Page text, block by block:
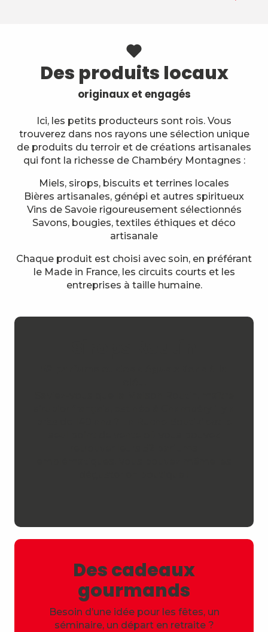
Idées cadeaux
2 La boutique
4 Producteurs & artisans
5
Des produits locaux
originaux et engagés
Ici, les petits producteurs sont rois. Vous
trouverez dans nos rayons une sélection unique
de produits du terroir et de créations artisanales
qui font la richesse de Chambéry Montagnes :
Miels, sirops, biscuits et terrines locales
Bières artisanales, génépi et autres spiritueux
Vins de Savoie rigoureusement sélectionnés
Savons, bougies, textiles éthiques et déco
artisanale
Chaque produit est choisi avec soin, en préférant
le Made in France, les circuits courts et les
entreprises à taille humaine.
Des cadeaux
gourmands
Besoin d’une idée pour les fêtes, un
séminaire, un départ en retraite ?